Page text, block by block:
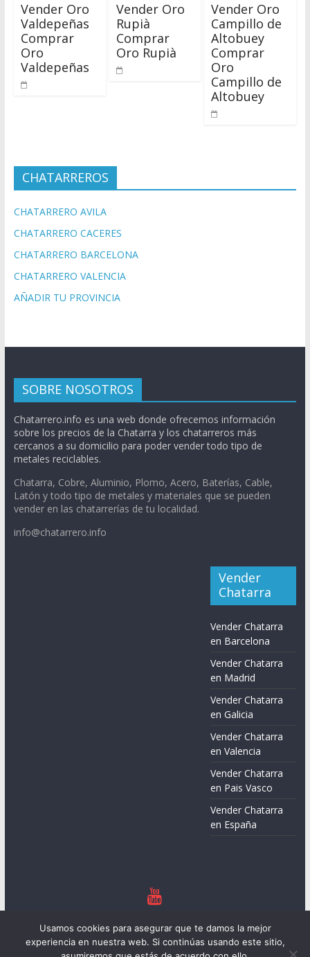
Vender Oro
Valdepeñas
Comprar
Oro
Valdepeñas
Vender Oro
Rupià
Comprar
Oro Rupià
Vender Oro
Campillo de
Altobuey
Comprar
Oro
Campillo de
Altobuey
CHATARREROS
CHATARRERO AVILA
CHATARRERO CACERES
CHATARRERO BARCELONA
CHATARRERO VALENCIA
AÑADIR TU PROVINCIA
SOBRE NOSOTROS
Chatarrero.info es una web donde ofrecemos información
sobre los precios de la Chatarra y los chatarreros más
cercanos a su domicilio para poder vender todo tipo de
metales reciclables.
Chatarra, Cobre, Aluminio, Plomo, Acero, Baterías, Cable,
Latón y todo tipo de metales y materiales que se pueden
vender en las chatarrerías de tu localidad.
info@chatarrero.info
Vender
Chatarra
Vender Chatarra
en Barcelona
Vender Chatarra
en Madrid
Vender Chatarra
en Galicia
Vender Chatarra
en Valencia
Vender Chatarra
en Pais Vasco
Vender Chatarra
en España
derechos reservados.
Tema:ColorMagpor ThemeGrill. Funciona conWordPress
Usamos cookies para asegurar que te damos la mejor
experiencia en nuestra web. Si continúas usando este sitio,